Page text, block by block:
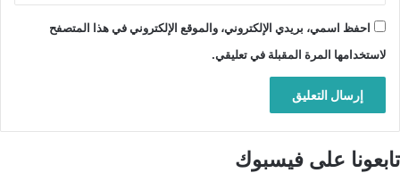
احفظ اسمي، بريدي الإلكتروني، والموقع الإلكتروني في هذا المتصفح
لاستخدامها المرة المقبلة في تعليقي.
تابعونا على فيسبوك